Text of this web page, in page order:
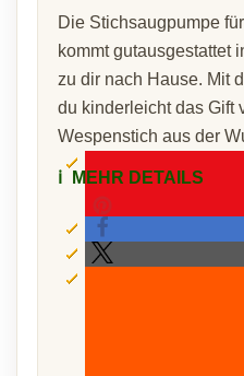
Die Stichsaugpumpe
kommt gutausgestattet
zu dir nach Hause. Mit
du kinderleicht das Gift
Wespenstich aus der
ℹ️ MEHR DETAILS